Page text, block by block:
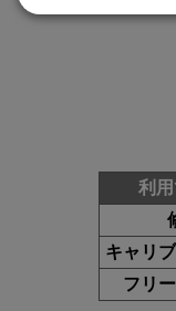
利
キャリ
フリ